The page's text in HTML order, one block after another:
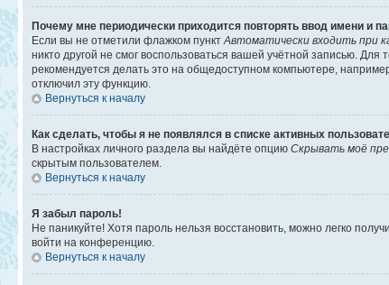
Почему мне периодически приходится повторять ввод имени и
Если вы не отметили флажком пункт Автоматически входить при
никто другой не смог воспользоваться вашей учётной записью.
рекомендуется делать это на общедоступном компьютере,
отключил эту функцию.
Вернуться к началу
Как сделать, чтобы я не появлялся в списке активных
В настройках личного раздела вы найдёте опцию Скрывать моё
скрытым пользователем.
Вернуться к началу
Я забыл пароль!
Не паникуйте! Хотя пароль нельзя восстановить, можно легко
войти на конференцию.
Вернуться к началу